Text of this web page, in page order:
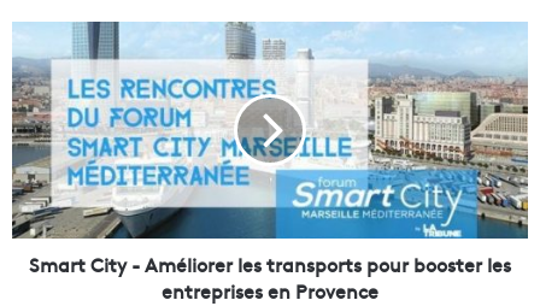
n
a
u
d
M
u
s
e
l
S
m
a
r
t
C
i
t
y
Smart City - Améliorer les transports pour booster les
entreprises en Provence